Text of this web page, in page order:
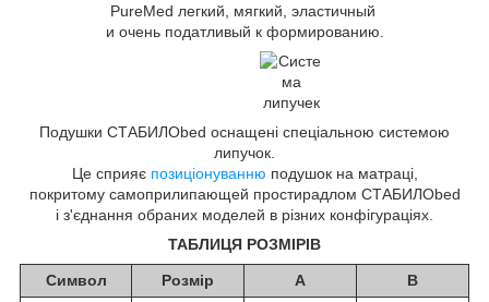
PureMed легкий, мягкий, эластичный
и очень податливый к формированию.
Подушки СТАБИЛОbed оснащені спеціальною системою
липучок.
Це сприяє позиціонуванню подушок на матраці,
покритому самоприлипающей простирадлом СТАБИЛОbed
і з'єднання обраних моделей в різних конфігураціях.
ТАБЛИЦЯ РОЗМІРІВ
Символ Розмір A
B